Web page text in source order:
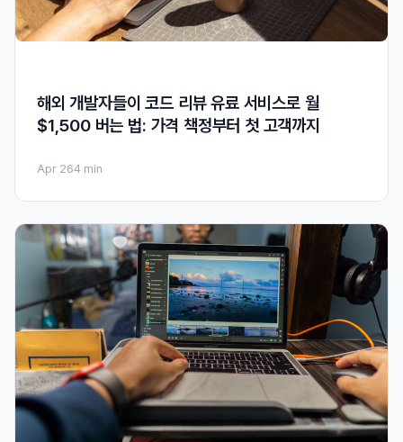
해외 개발자들이 코드 리뷰 유료 서비스로 월
$1,500 버는 법: 가격 책정부터 첫 고객까지
Apr 264 min